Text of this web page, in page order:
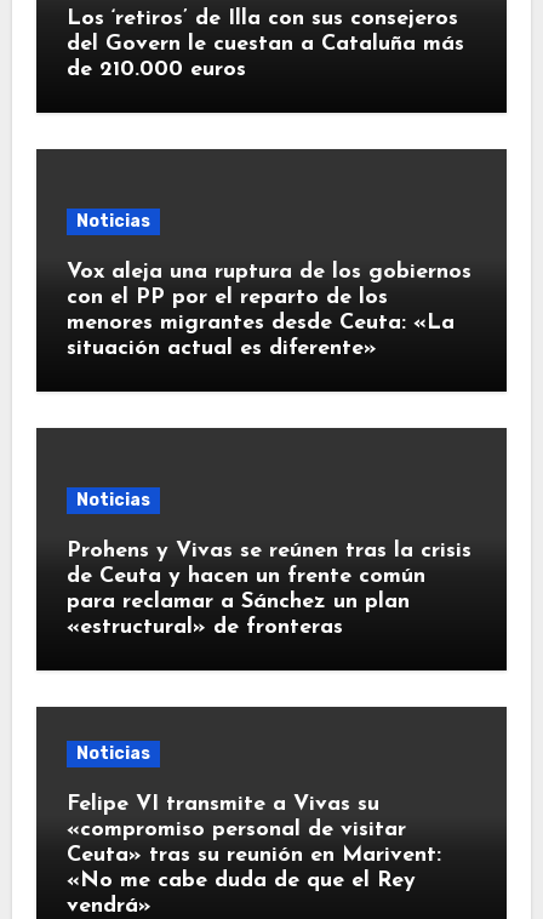
Los ‘retiros’ de Illa con sus consejeros
del Govern le cuestan a Cataluña más
de 210.000 euros
Noticias
Vox aleja una ruptura de los gobiernos
con el PP por el reparto de los
menores migrantes desde Ceuta: «La
situación actual es diferente»
Noticias
Prohens y Vivas se reúnen tras la crisis
de Ceuta y hacen un frente común
para reclamar a Sánchez un plan
«estructural» de fronteras
Noticias
Felipe VI transmite a Vivas su
«compromiso personal de visitar
Ceuta» tras su reunión en Marivent:
«No me cabe duda de que el Rey
vendrá»